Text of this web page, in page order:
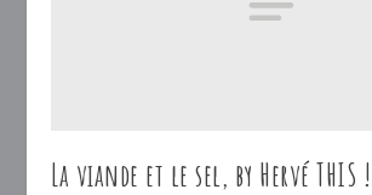
La viande et le sel, by Hervé THIS !